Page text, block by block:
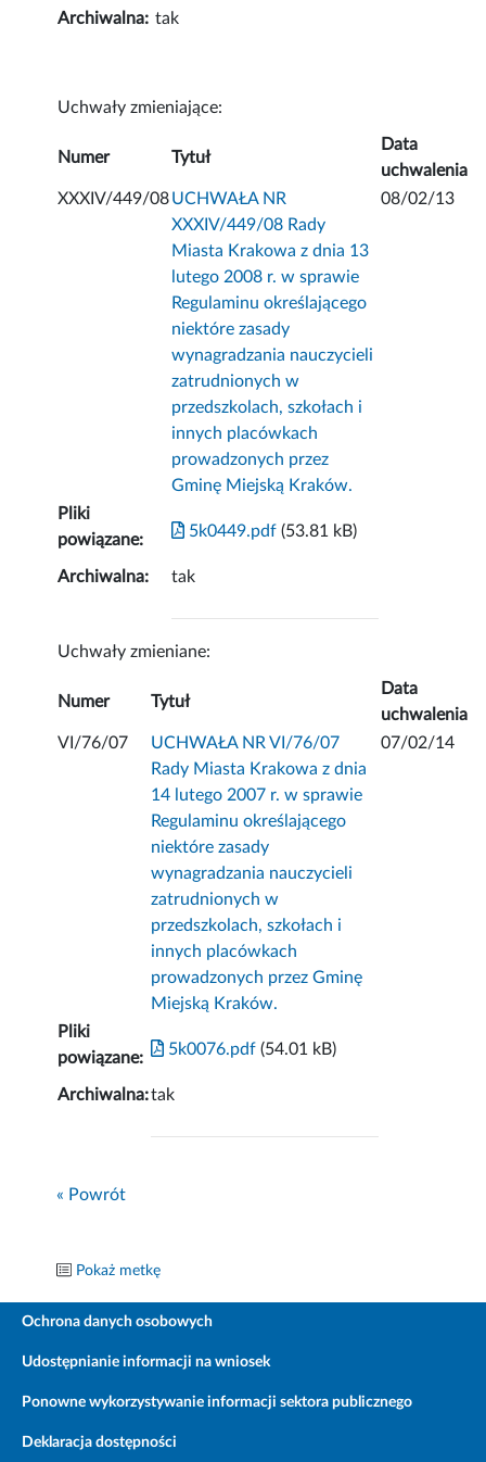
Archiwalna: tak
Uchwały zmieniające:
Numer Tytuł
Data
uchwalenia
XXXIV/449/08UCHWAŁA NR
XXXIV/449/08 Rady
Miasta Krakowa z dnia 13
lutego 2008 r. w sprawie
Regulaminu określającego
niektóre zasady
wynagradzania nauczycieli
zatrudnionych w
przedszkolach, szkołach i
innych placówkach
prowadzonych przez
Gminę Miejską Kraków.
08/02/13
Pliki
powiązane:
5k0449.pdf (53.81 kB)
Archiwalna: tak
Uchwały zmieniane:
Numer Tytuł
Data
uchwalenia
VI/76/07
UCHWAŁA NR VI/76/07
Rady Miasta Krakowa z dnia
14 lutego 2007 r. w sprawie
Regulaminu określającego
niektóre zasady
wynagradzania nauczycieli
zatrudnionych w
przedszkolach, szkołach i
innych placówkach
prowadzonych przez Gminę
Miejską Kraków.
07/02/14
Pliki
powiązane:
5k0076.pdf (54.01 kB)
Archiwalna:tak
« Powrót
Pokaż metkę
Ochrona danych osobowych
Udostępnianie informacji na wniosek
Ponowne wykorzystywanie informacji sektora publicznego
Deklaracja dostępności